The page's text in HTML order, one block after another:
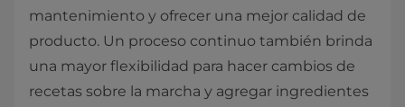
mantenimiento y ofrecer una mejor calidad de
producto. Un proceso continuo también brinda
una mayor flexibilidad para hacer cambios de
recetas sobre la marcha y agregar ingredientes